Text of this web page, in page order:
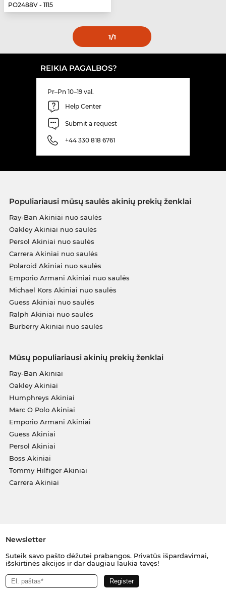
PO2488V - 1115
1/1
REIKIA PAGALBOS?
Pr–Pn 10–19 val.
Help Center
Submit a request
+44 330 818 6761
Populiariausi mūsų saulės akinių prekių ženklai
Ray-Ban Akiniai nuo saulės
Oakley Akiniai nuo saulės
Persol Akiniai nuo saulės
Carrera Akiniai nuo saulės
Polaroid Akiniai nuo saulės
Emporio Armani Akiniai nuo saulės
Michael Kors Akiniai nuo saulės
Guess Akiniai nuo saulės
Ralph Akiniai nuo saulės
Burberry Akiniai nuo saulės
Mūsų populiariausi akinių prekių ženklai
Ray-Ban Akiniai
Oakley Akiniai
Humphreys Akiniai
Marc O Polo Akiniai
Emporio Armani Akiniai
Guess Akiniai
Persol Akiniai
Boss Akiniai
Tommy Hilfiger Akiniai
Carrera Akiniai
Newsletter
Suteik savo pašto dėžutei prabangos. Privatūs išpardavimai,
išskirtinės akcijos ir dar daugiau laukia tavęs!